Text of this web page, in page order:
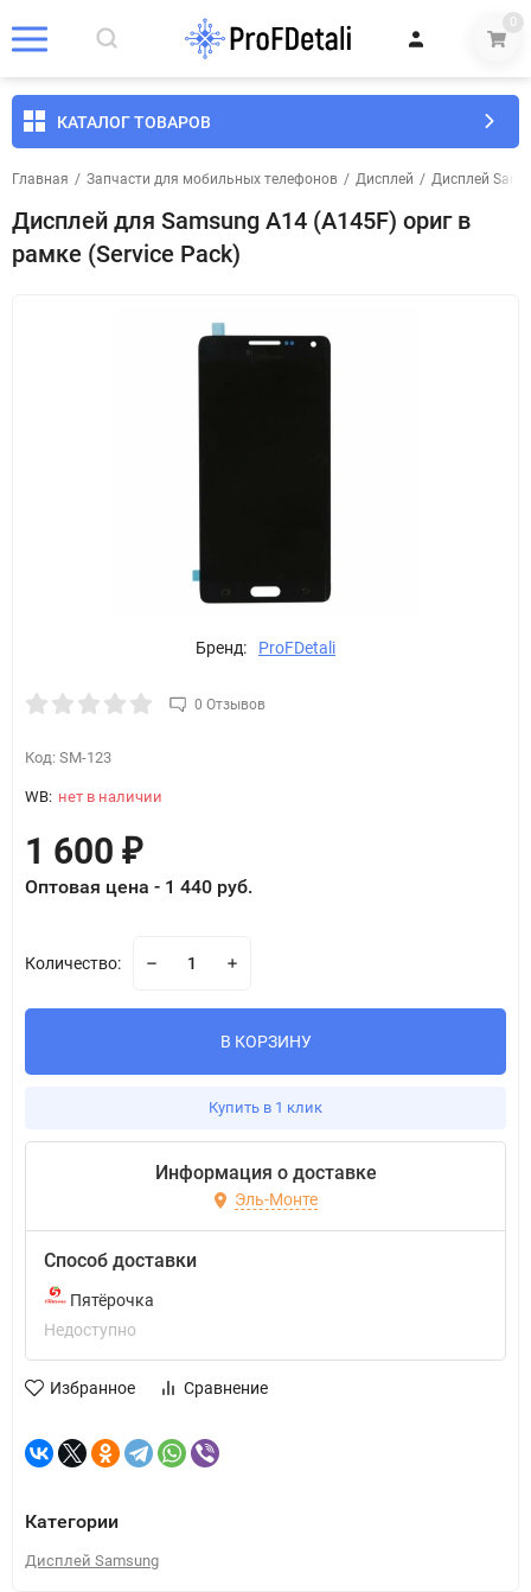
0
КАТАЛОГ ТОВАРОВ
Главная / Запчасти для мобильных телефонов / Дисплей / Дисплей
Дисплей для Samsung A14 (A145F) ориг в
рамке (Service Pack)
Бренд: ProFDetali
0 Отзывов
Код: SM-123
WB: нет в наличии
1 600 ₽
Оптовая цена - 1 440 руб.
Количество:
В КОРЗИНУ
Купить в 1 клик
Информация о доставке
Эль-Монте
Способ доставки
Пятёрочка
Недоступно
Избранное Сравнение
Категории
Дисплей Samsung